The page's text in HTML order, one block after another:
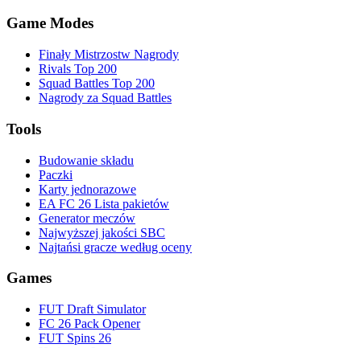
Game Modes
Finały Mistrzostw Nagrody
Rivals Top 200
Squad Battles Top 200
Nagrody za Squad Battles
Tools
Budowanie składu
Paczki
Karty jednorazowe
EA FC 26 Lista pakietów
Generator meczów
Najwyższej jakości SBC
Najtańsi gracze według oceny
Games
FUT Draft Simulator
FC 26 Pack Opener
FUT Spins 26